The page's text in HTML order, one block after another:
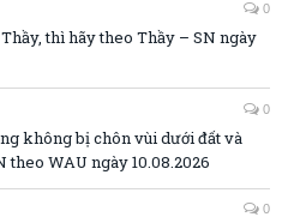
0
thì hãy theo Thầy – SN ngày
0
không bị chôn vùi dưới đất và
theo WAU ngày 10.08.2026
0